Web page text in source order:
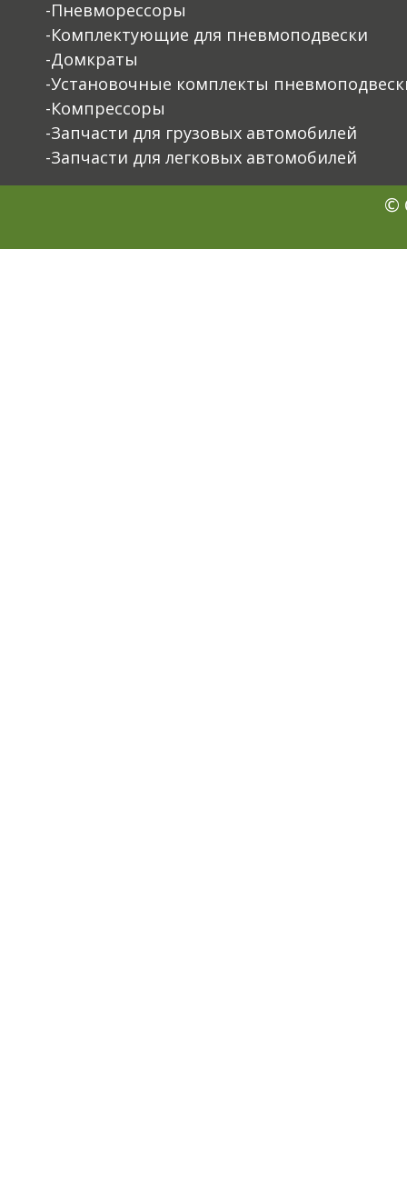
-Пневморессоры
-Комплектующие для пневмоподвески
-Домкраты
-Установочные комплекты
-Компрессоры
-Запчасти для грузовых автомобилей
-Запчасти для легковых автомобилей
©